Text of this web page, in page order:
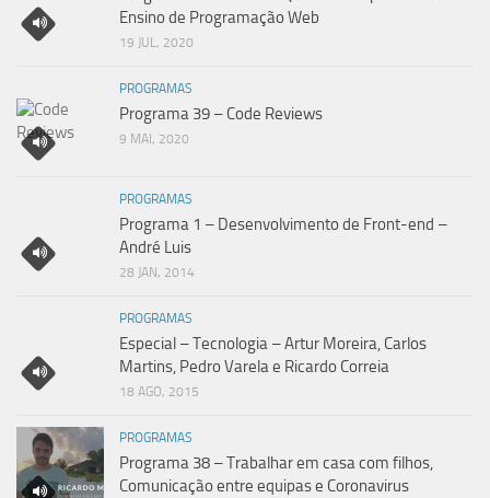
Ensino de Programação Web
19 JUL, 2020
PROGRAMAS
Programa 39 – Code Reviews
9 MAI, 2020
PROGRAMAS
Programa 1 – Desenvolvimento de Front-end –
André Luis
28 JAN, 2014
PROGRAMAS
Especial – Tecnologia – Artur Moreira, Carlos
Martins, Pedro Varela e Ricardo Correia
18 AGO, 2015
PROGRAMAS
Programa 38 – Trabalhar em casa com filhos,
Comunicação entre equipas e Coronavirus